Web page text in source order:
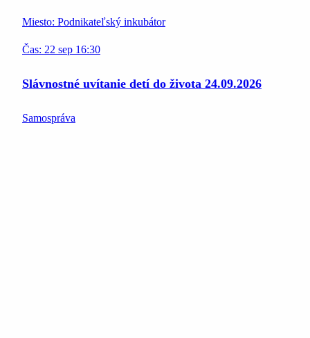
Miesto: Podnikateľský inkubátor
Čas: 22 sep 16:30
Slávnostné uvítanie detí do života 24.09.2026
Samospráva